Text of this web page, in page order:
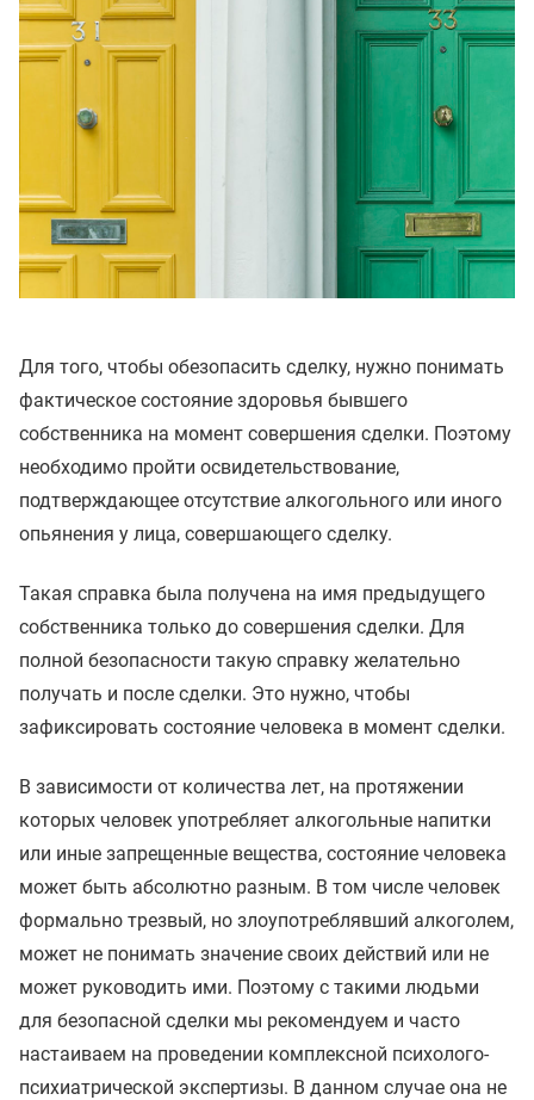
Для того, чтобы обезопасить сделку, нужно понимать
фактическое состояние здоровья бывшего
собственника на момент совершения сделки. Поэтому
необходимо пройти освидетельствование,
подтверждающее отсутствие алкогольного или иного
опьянения у лица, совершающего сделку.
Такая справка была получена на имя предыдущего
собственника только до совершения сделки. Для
полной безопасности такую справку желательно
получать и после сделки. Это нужно, чтобы
зафиксировать состояние человека в момент сделки.
В зависимости от количества лет, на протяжении
которых человек употребляет алкогольные напитки
или иные запрещенные вещества, состояние человека
может быть абсолютно разным. В том числе человек
формально трезвый, но злоупотреблявший алкоголем,
может не понимать значение своих действий или не
может руководить ими. Поэтому с такими людьми
для безопасной сделки мы рекомендуем и часто
настаиваем на проведении комплексной психолого-
психиатрической экспертизы. В данном случае она не